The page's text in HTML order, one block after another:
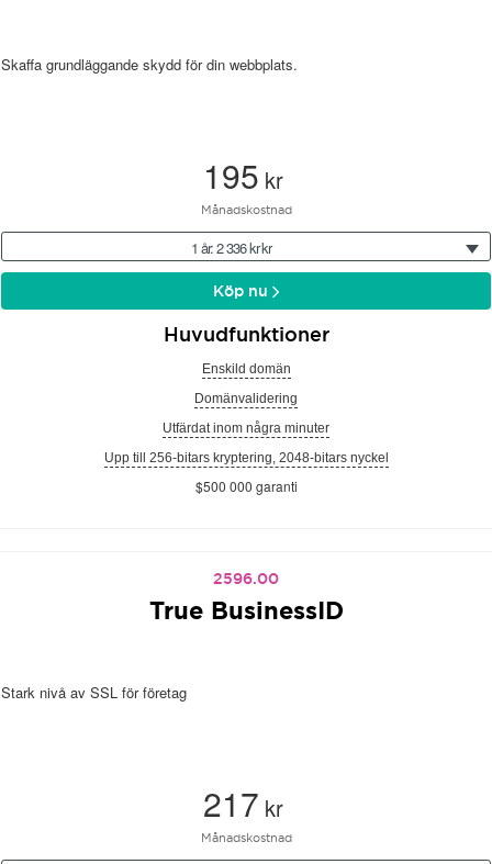
Skaffa grundläggande skydd för din webbplats.
195 kr
Månadskostnad
1 år: 2 336 kr kr
Köp nu
Huvudfunktioner
Enskild domän
Domänvalidering
Utfärdat inom några minuter
Upp till 256-bitars kryptering, 2048-bitars nyckel
$500 000 garanti
2596.00
True BusinessID
Stark nivå av SSL för företag
217 kr
Månadskostnad